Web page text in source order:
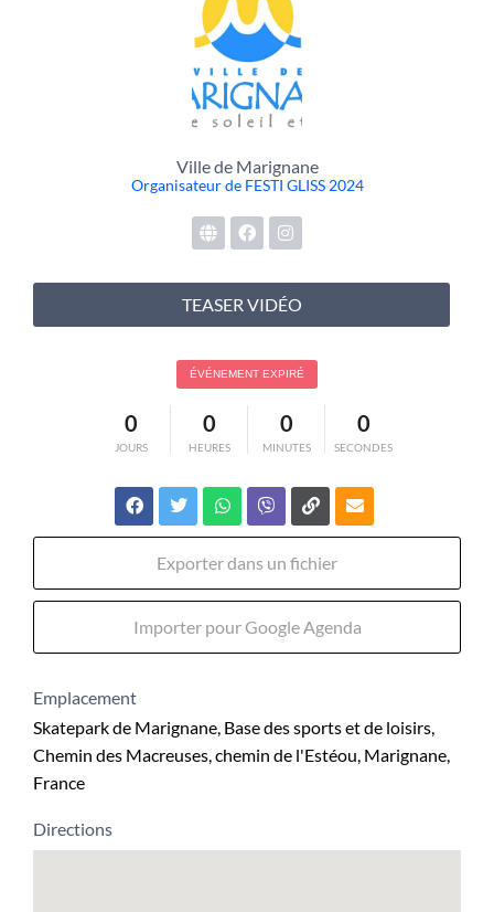
Ville de Marignane
Organisateur de FESTI GLISS 2024
TEASER VIDÉO
ÉVÉNEMENT EXPIRÉ
0
JOURS
0
HEURES
0
MINUTES
0
SECONDES
Exporter dans un fichier
Importer pour Google Agenda
Emplacement
Skatepark de Marignane, Base des sports et de loisirs,
Chemin des Macreuses, chemin de l'Estéou, Marignane,
France
Directions